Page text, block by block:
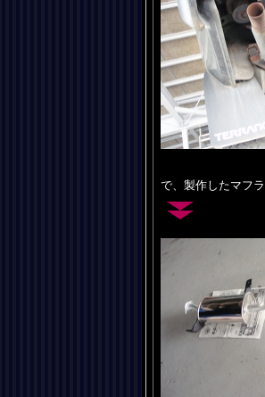
で、製作したマフ